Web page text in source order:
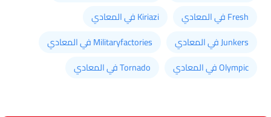
Fresh في المعادي
Kiriazi في المعادي
Junkers في المعادي
Militaryfactories في المعادي
Olympic في المعادي
Tornado في المعادي